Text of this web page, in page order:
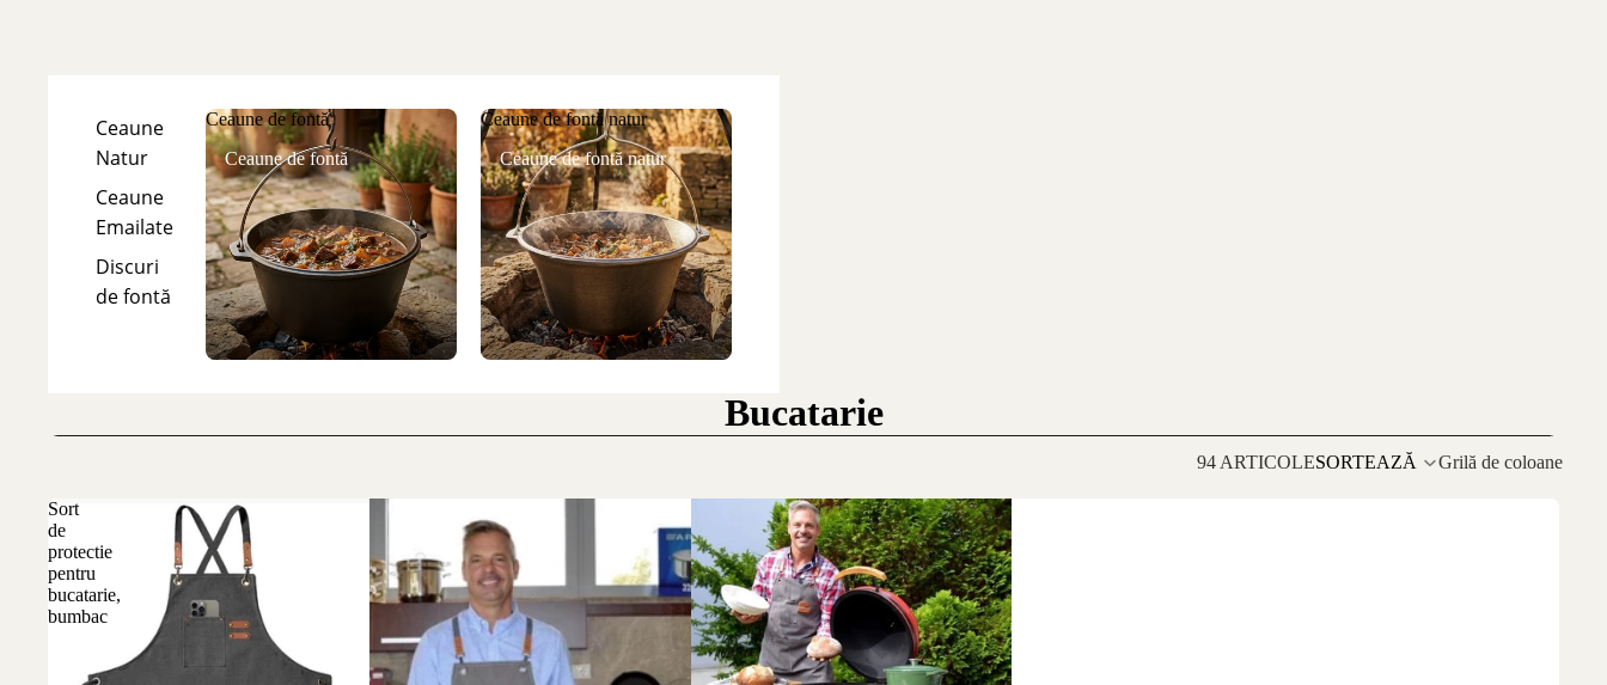
Ceaune
Natur
Ceaune
Emailate
Discuri
de fontă
Ceaune de fontă
Ceaune de fontă
Ceaune de fontă natur
Ceaune de fontă natur
Bucatarie
94 ARTICOLESORTEAZĂ Grilă de coloane
Sort
de
protectie
pentru
bucatarie,
bumbac